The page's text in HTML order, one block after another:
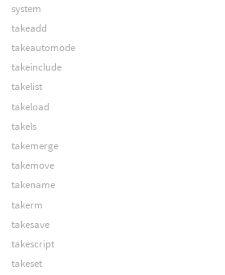
system
takeadd
takeautomode
takeinclude
takelist
takeload
takels
takemerge
takemove
takename
takerm
takesave
takescript
takeset